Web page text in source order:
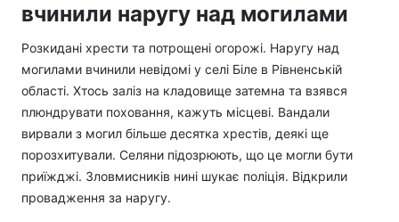
вчинили наругу над могилами
Розкидані хрести та потрощені огорожі. Наругу над
могилами вчинили невідомі у селі Біле в Рівненській
області. Хтось заліз на кладовище затемна та взявся
плюндрувати поховання, кажуть місцеві. Вандали
вирвали з могил більше десятка хрестів, деякі ще
порозхитували. Селяни підозрюють, що це могли бути
приїжджі. Зловмисників нині шукає поліція. Відкрили
провадження за наругу.